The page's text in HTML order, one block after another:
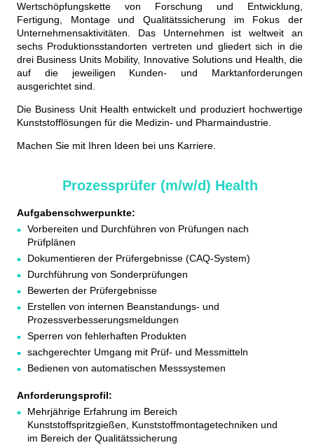
Wertschöpfungskette von Forschung und Entwicklung,
Fertigung, Montage und Qualitätssicherung im Fokus der
Unternehmensaktivitäten. Das Unternehmen ist weltweit an
sechs Produktionsstandorten vertreten und gliedert sich in die
drei Business Units Mobility, Innovative Solutions und Health, die
auf die jeweiligen Kunden- und Marktanforderungen
ausgerichtet sind.
Die Business Unit Health entwickelt und produziert hochwertige
Kunststofflösungen für die Medizin- und Pharmaindustrie.
Machen Sie mit Ihren Ideen bei uns Karriere.
Prozessprüfer (m/w/d) Health
Aufgabenschwerpunkte:
Vorbereiten und Durchführen von Prüfungen nach
Prüfplänen
Dokumentieren der Prüfergebnisse (CAQ-System)
Durchführung von Sonderprüfungen
Bewerten der Prüfergebnisse
Erstellen von internen Beanstandungs- und
Prozessverbesserungsmeldungen
Sperren von fehlerhaften Produkten
sachgerechter Umgang mit Prüf- und Messmitteln
Bedienen von automatischen Messsystemen
Anforderungsprofil:
Mehrjährige Erfahrung im Bereich
Kunststoffspritzgießen, Kunststoffmontagetechniken und
im Bereich der Qualitätssicherung